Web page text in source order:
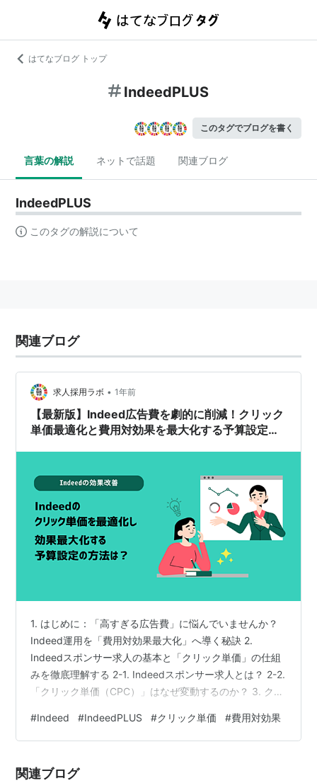
はてなブログ トップ
IndeedPLUS
このタグでブログを書く
言葉の解説 ネットで話題 関連ブログ
IndeedPLUS
このタグの解説について
関連ブログ
求人採用ラボ • 1年前
【最新版】Indeed広告費を劇的に削減！クリック
単価最適化と費用対効果を最大化する予算設定の
1. はじめに：「高すぎる広告費」に悩んでいませんか？
Indeed運用を「費用対効果最大化」へ導く秘訣 2.
Indeedスポンサー求人の基本と「クリック単価」の仕組
みを徹底理解する 2-1. Indeedスポンサー求人とは？ 2-2.
「クリック単価（CPC）」はなぜ変動するのか？ 3. クリ
果を最大化する戦略 3-1. 「高すぎるクリック単価」を避
けるための「日予算」設定のコツ 3-2. 費用対効果を最大
「PDCAサイクル」とレポート分析 4-1. Indeed管理画面
#Indeed #IndeedPLUS #クリック単価 #費用対効果
関連ブログ